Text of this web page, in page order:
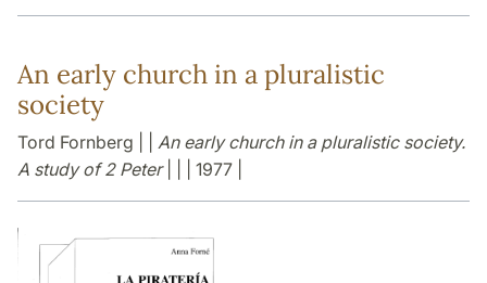
An early church in a pluralistic
society
Tord Fornberg | | An early church in a pluralistic society.
A study of 2 Peter| | | 1977 |